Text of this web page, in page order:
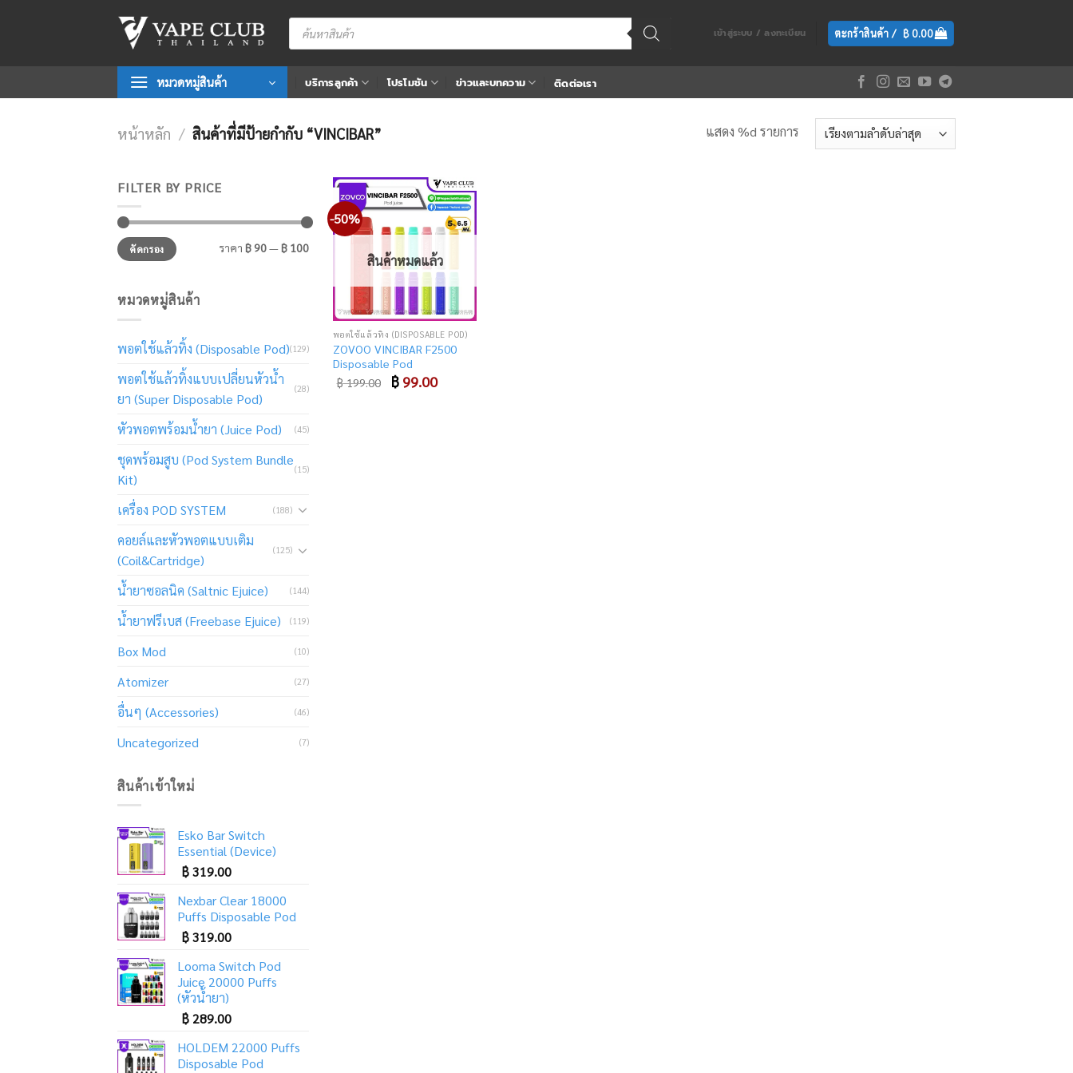
Products
search
เข้าสู่ระบบ / ลงทะเบียน ตะกร้าสินค้า / ฿0.00
หมวดหมู่สินค้า บริการลูกค้า โปรโมชัน ข่าวและบทความ ติดต่อเรา
หน้าหลัก / สินค้าที่มีป้ายกำกับ “VINCIBAR” แสดง %d รายการ
FILTER BY PRICE
ราคา
ต่ำ
สุด
ราคา
สูงสุดคัดกรอง ราคา ฿ 90—฿ 100
หมวดหมู่สินค้า
พอตใช้แล้วทิ้ง (Disposable Pod)(129)
พอตใช้แล้วทิ้งแบบเปลี่ยนหัวน้ำ
ยา (Super Disposable Pod)
(28)
หัวพอตพร้อมน้ำยา (Juice Pod) (45)
ชุดพร้อมสูบ (Pod System Bundle
Kit)
(15)
เครื่อง POD SYSTEM (188)
คอยล์และหัวพอตแบบเติม
(Coil&Cartridge)
(125)
น้ำยาซอลนิค (Saltnic Ejuice) (144)
น้ำยาฟรีเบส (Freebase Ejuice) (119)
Box Mod (10)
Atomizer (27)
อื่นๆ (Accessories) (46)
Uncategorized (7)
สินค้าเข้าใหม่
Esko Bar Switch
Essential (Device)
฿319.00
Nexbar Clear 18000
Puffs Disposable Pod
฿319.00
Looma Switch Pod
Juice 20000 Puffs
(หัวน้ำยา)
฿289.00
HOLDEM 22000 Puffs
Disposable Pod
-50%
Add
to
สินค้าหมดแล้ว
พอตใช้แล้วทิ้ง (DISPOSABLE POD)
ZOVOO VINCIBAR F2500
Disposable Pod
฿199.00 Original
price
฿99.00Current
price